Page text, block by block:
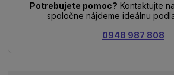
Potrebujete pomoc? Kontaktujte
spoločne nájdeme ideálnu
0948 987 808